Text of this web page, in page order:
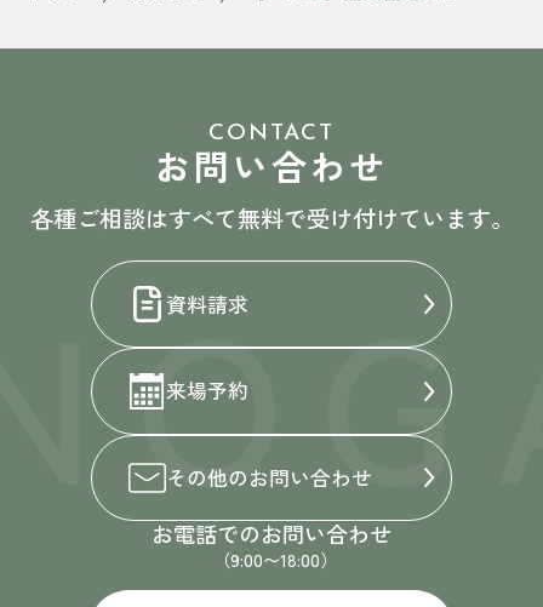
CONTACT
お問い合わせ
各種ご相談はすべて無料で受け付けています。
資料請求
来場予約
その他のお問い合わせ
お電話でのお問い合わせ
（9:00〜18:00）